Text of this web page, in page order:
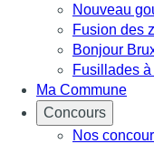
Nouveau
Fusion des
Bonjour
Fusillades
Ma Commune
Concours
Nos